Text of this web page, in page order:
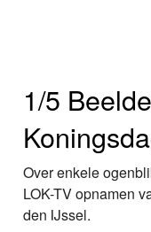
1/5
Over enkele
LOK-TV opnamen
den IJssel.